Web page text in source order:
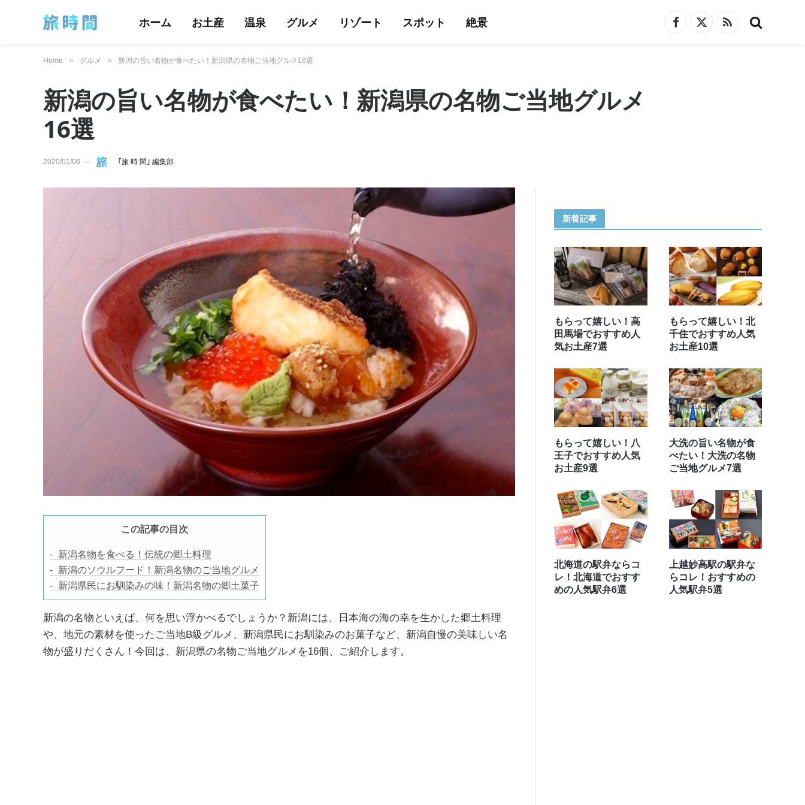
ホーム お土産 温泉 グルメ リゾート スポット 絶景 Facebook
X
RSS
Home » グルメ » 新潟の旨い名物が食べたい！新潟県の名物ご当地グルメ16選
新潟の旨い名物が食べたい！新潟県の名物ご当地グルメ
16選
2020/01/06 ｢旅 時 間｣ 編集部
この記事の目次
新潟名物を食べる！伝統の郷土料理
新潟のソウルフード！新潟名物のご当地グルメ
新潟県民にお馴染みの味！新潟名物の郷土菓子
新潟の名物といえば、何を思い浮かべるでしょうか？新潟には、日本海の海の幸を生かした郷土料理
や、地元の素材を使ったご当地B級グルメ、新潟県民にお馴染みのお菓子など、新潟自慢の美味しい名
物が盛りだくさん！今回は、新潟県の名物ご当地グルメを16個、ご紹介します。
新着記事
もらって嬉しい！高
田馬場でおすすめ人
気お土産7選
もらって嬉しい！北
千住でおすすめ人気
お土産10選
もらって嬉しい！八
王子でおすすめ人気
お土産9選
大洗の旨い名物が食
べたい！大洗の名物
ご当地グルメ7選
北海道の駅弁ならコ
レ！北海道でおすす
めの人気駅弁6選
上越妙高駅の駅弁な
らコレ！おすすめの
人気駅弁5選